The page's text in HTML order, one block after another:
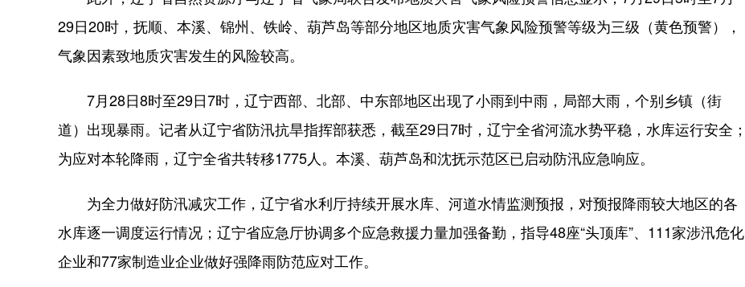
29日20时，抚顺、本溪、锦州、铁岭、葫芦岛等部分地区地质灾害气象风险预警等级为三级（黄色预警），
气象因素致地质灾害发生的风险较高。
7月28日8时至29日7时，辽宁西部、北部、中东部地区出现了小雨到中雨，局部大雨，个别乡镇（街
道）出现暴雨。记者从辽宁省防汛抗旱指挥部获悉，截至29日7时，辽宁全省河流水势平稳，水库运行安全；
为应对本轮降雨，辽宁全省共转移1775人。本溪、葫芦岛和沈抚示范区已启动防汛应急响应。
为全力做好防汛减灾工作，辽宁省水利厅持续开展水库、河道水情监测预报，对预报降雨较大地区的各
水库逐一调度运行情况；辽宁省应急厅协调多个应急救援力量加强备勤，指导48座“头顶库”、111家涉汛危化
企业和77家制造业企业做好强降雨防范应对工作。